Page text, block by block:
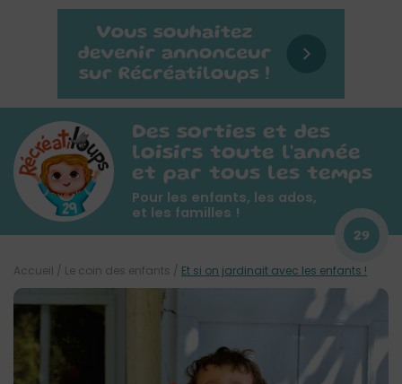
Des sorties et des
loisirs toute l'année
et par tous les temps
Pour les enfants, les ados,
et les familles !
29
Accueil / Le coin des enfants / Et si on jardinait avec les enfants !